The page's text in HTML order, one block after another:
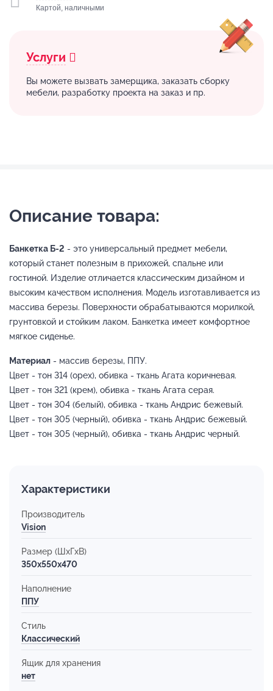
Картой, наличными
Услуги
Вы можете вызвать замерщика, заказать сборку
мебели, разработку проекта на заказ и пр.
Описание товара:
Банкетка Б-2 - это универсальный предмет мебели,
который станет полезным в прихожей, спальне или
гостиной. Изделие отличается классическим дизайном и
высоким качеством исполнения. Модель изготавливается из
массива березы. Поверхности обрабатываются морилкой,
грунтовкой и стойким лаком. Банкетка имеет комфортное
мягкое сиденье.
Материал - массив березы, ППУ.
Цвет - тон 314 (орех), обивка - ткань Агата коричневая.
Цвет - тон 321 (крем), обивка - ткань Агата серая.
Цвет - тон 304 (белый), обивка - ткань Андрис бежевый.
Цвет - тон 305 (черный), обивка - ткань Андрис бежевый.
Цвет - тон 305 (черный), обивка - ткань Андрис черный.
Характеристики
Производитель
Vision
Размер (ШхГхВ)
350x550x470
Наполнение
ППУ
Стиль
Классический
Ящик для хранения
нет